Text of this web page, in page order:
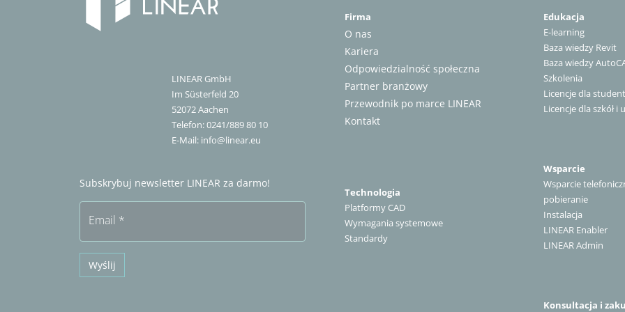
LINEAR GmbH
Im Süsterfeld 20
52072Aachen
Telefon:0241/889 80 10
E-Mail: info@linear.eu
Subskrybuj newsletter LINEAR za darmo!
Email *
Wyślij
Firma
O nas
Kariera
Odpowiedzialność społeczna
Partner branżowy
Przewodnik po marce LINEAR
Kontakt
Technologia
Platformy CAD
Wymagania systemowe
Standardy
Edukacja
E-learning
Baza wiedzy Revit
Baza wiedzy
Szkolenia
Licencje dla
Licencje dla szkół i
Wsparcie
Wsparcie
pobieranie
Instalacja
LINEAR Enabler
LINEAR Admin
Konsultacja i